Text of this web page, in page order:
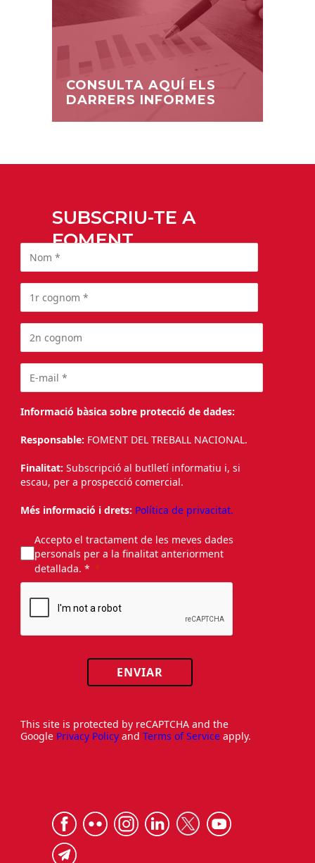
CONSULTA AQUÍ ELS
DARRERS INFORMES
SUBSCRIU-TE A
FOMENT
Informació bàsica sobre protecció de dades:
Responsable: FOMENT DEL TREBALL NACIONAL.
Finalitat: Subscripció al butlletí informatiu i, si
escau, per a prospecció comercial.
Més informació i drets: Política de privacitat.
Accepto el tractament de les meves dades
personals per a la finalitat anteriorment
detallada. *
ENVIAR
This site is protected by reCAPTCHA and the
Google Privacy Policy and Terms of Service apply.